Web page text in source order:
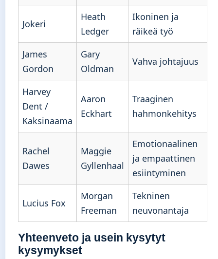
Jokeri
Heath
Ledger
Ikoninen ja
räikeä työ
James
Gordon
Gary
Oldman
Vahva johtajuus
Harvey
Dent /
Kaksinaama
Aaron
Eckhart
Traaginen
hahmonkehitys
Rachel
Dawes
Maggie
Gyllenhaal
Emotionaalinen
ja empaattinen
esiintyminen
Lucius Fox
Morgan
Freeman
Tekninen
neuvonantaja
Yhteenveto ja usein kysytyt
kysymykset